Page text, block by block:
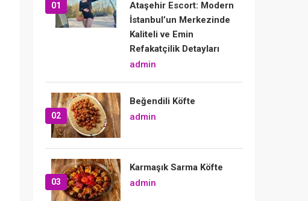
01
Ataşehir Escort: Modern
İstanbul’un Merkezinde
Kaliteli ve Emin
Refakatçilik Detayları
admin
02
Beğendili Köfte
admin
03
Karmaşık Sarma Köfte
admin